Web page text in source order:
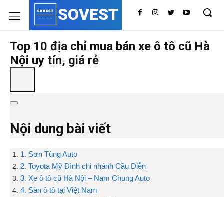
SOVEST
Top 10 địa chỉ mua bán xe ô tô cũ Hà
Nội uy tín, giá rẻ
Nội dung bài viết
1. Sơn Tùng Auto
2. Toyota Mỹ Đình chi nhánh Cầu Diễn
3. Xe ô tô cũ Hà Nội – Nam Chung Auto
4. Sàn ô tô tại Việt Nam